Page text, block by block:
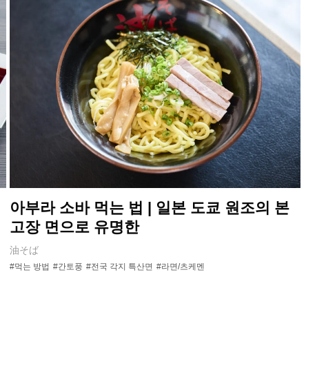
아부라 소바 먹는 법 | 일본 도쿄 원조의 본
고장 면으로 유명한
油そば
#먹는 방법 #간토풍 #전국 각지 특산면 #라면/츠케멘